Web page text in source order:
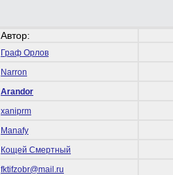
Автор:
Граф Орлов
Narron
Arandor
xaniprm
Manafy
Кощей Смертный
fktifzobr@mail.ru